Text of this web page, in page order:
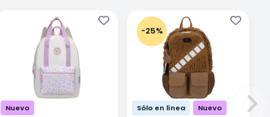
Nuevo
-25%
Sólo en línea Nuevo